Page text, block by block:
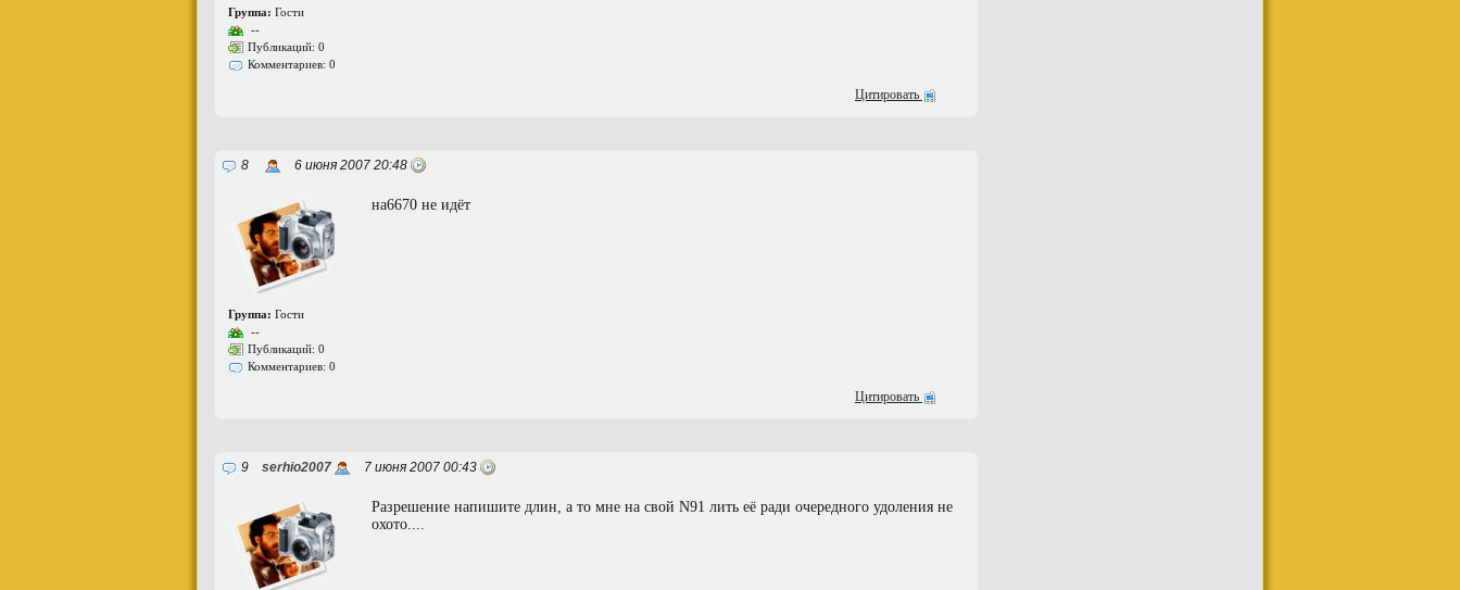
Группа: Гости
--
Публикаций: 0
Комментариев: 0
Цитировать
8 6 июня 2007 20:48
Группа: Гости
--
Публикаций: 0
Комментариев: 0
на6670 не идёт
Цитировать
9 serhio2007 7 июня 2007 00:43
Разрешение напишите длин, а то мне на свой N91 лить её ради очередного удоления не
охото....